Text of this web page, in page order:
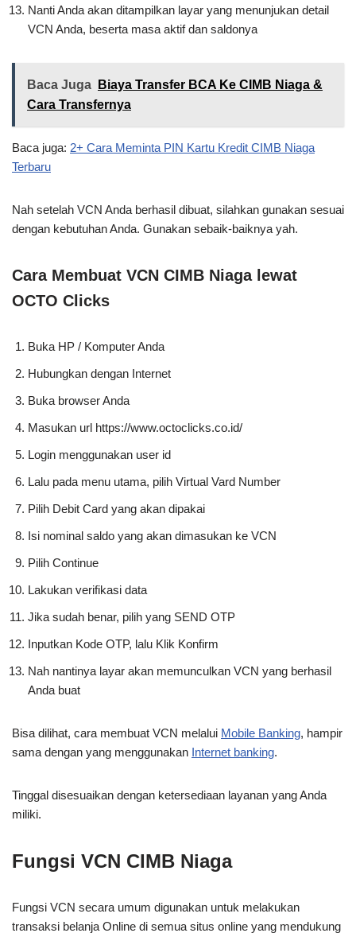
Nanti Anda akan ditampilkan layar yang menunjukan detail
VCN Anda, beserta masa aktif dan saldonya
Baca Juga
Biaya Transfer BCA Ke CIMB Niaga &
Cara Transfernya
Baca juga: 2+ Cara Meminta PIN Kartu Kredit CIMB Niaga
Terbaru
Nah setelah VCN Anda berhasil dibuat, silahkan gunakan sesuai
dengan kebutuhan Anda. Gunakan sebaik-baiknya yah.
Cara Membuat VCN CIMB Niaga lewat
OCTO Clicks
Buka HP / Komputer Anda
Hubungkan dengan Internet
Buka browser Anda
Masukan url https://www.octoclicks.co.id/
Login menggunakan user id
Lalu pada menu utama, pilih Virtual Vard Number
Pilih Debit Card yang akan dipakai
Isi nominal saldo yang akan dimasukan ke VCN
Pilih Continue
Lakukan verifikasi data
Jika sudah benar, pilih yang SEND OTP
Inputkan Kode OTP, lalu Klik Konfirm
Nah nantinya layar akan memunculkan VCN yang berhasil
Anda buat
Bisa dilihat, cara membuat VCN melalui Mobile Banking, hampir
sama dengan yang menggunakan Internet banking.
Tinggal disesuaikan dengan ketersediaan layanan yang Anda
miliki.
Fungsi VCN CIMB Niaga
Fungsi VCN secara umum digunakan untuk melakukan
transaksi belanja Online di semua situs online yang mendukung